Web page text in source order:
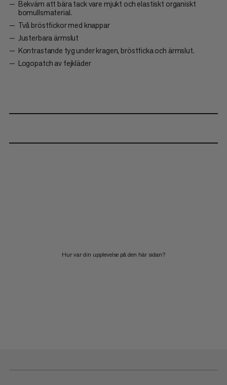
Bekväm att bära tack vare mjukt och elastiskt organiskt
bomullsmaterial.
Två bröstfickor med knappar
Justerbara ärmslut
Kontrastande tyg under kragen, bröstficka och ärmslut.
Logopatch av fejkläder
Hur var din upplevelse på den här sidan?